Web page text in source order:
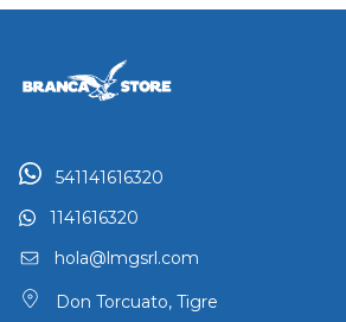
541141616320
1141616320
hola@lmgsrl.com
Don Torcuato, Tigre